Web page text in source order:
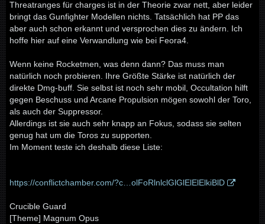
Threatranges für charges ist in der Theorie zwar nett, aber leider
bringt das Gunfighter Modellen nichts. Tatsächlich hat PP das
aber auch schon erkannt und versprochen dies zu ändern. Ich
hoffe hier auf eine Verwandlung wie bei Feora4.
Wenn keine Rocketmen, was denn dann? Das muss man
natürlich noch probieren. Ihre Größte Stärke ist natürlich der
direkte Dmg-buff. Sie selbst ist noch sehr mobil, Occultation hilft
gegen Beschuss und Arcane Propulsion mögen sowohl der Toro,
als auch der Suppressor.
Allerdings ist sie auch sehr knapp an Fokus, sodass sie selten
genug hat um die Toros zu supporten.
Im Moment teste ich deshalb diese Liste:
https://conflictchamber.com/?c…olFoRlnlclGlGlElElElkiBlD
Crucible Guard
[Theme] Magnum Opus